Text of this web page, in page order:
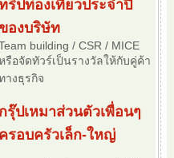
ริปท่องเที่ยวประจำปี
ของบริษัท
building / CSR / MICE
รือจัดทัวร์เป็นรางวัลให้กับคู่ค้า
างธุรกิจ
กรุ๊ปเหมาส่วนตัวเพื่อนๆ
ครอบครัวเล็ก-ใหญ่